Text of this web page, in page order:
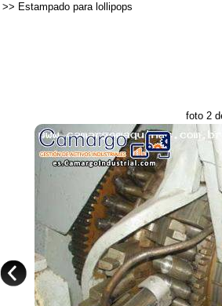
>> Estampado para lollipops
foto 2